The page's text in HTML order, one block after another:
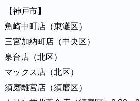
【神戸市】⁡⁡⁡⁡⁡
魚崎中町店（東灘区）⁡⁡⁡⁡⁡
三宮加納町店（中央区）⁡⁡⁡⁡⁡
泉台店（北区）⁡⁡⁡⁡⁡
マックス店（北区）⁡⁡⁡⁡⁡
須磨離宮店（須磨区）